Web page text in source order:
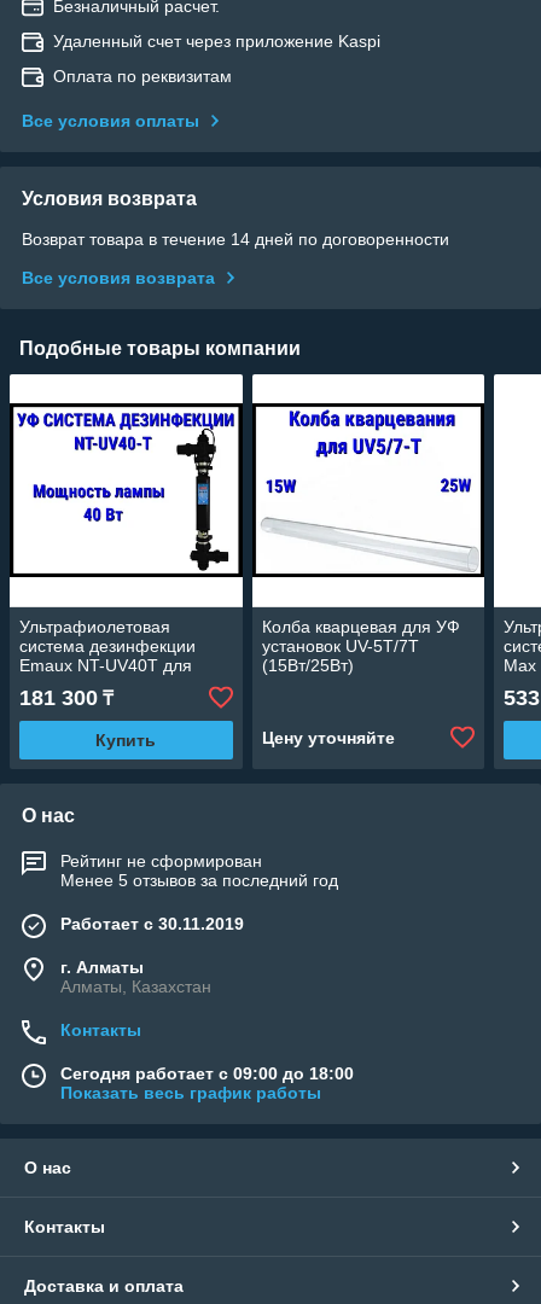
Безналичный расчет.
Удаленный счет через приложение Kaspi
Оплата по реквизитам
Все условия оплаты
Условия возврата
Возврат товара в течение 14 дней по договоренности
Все условия возврата
Подобные товары компании
Ультрафиолетовая
система дезинфекции
Emaux NT-UV40T для
бассейна (Мощность 40
Вт, с таймером)
181 300 ₸
Купить
Колба кварцевая для УФ
установок UV-5Т/7T
(15Вт/25Вт)
Цену уточняйте
Max
80
О нас
Рейтинг не сформирован
Менее 5 отзывов за последний год
Работает с 30.11.2019
г. Алматы
Алматы, Казахстан
Контакты
Сегодня работает с 09:00 до 18:00
Показать весь график работы
О нас
Контакты
Доставка и оплата